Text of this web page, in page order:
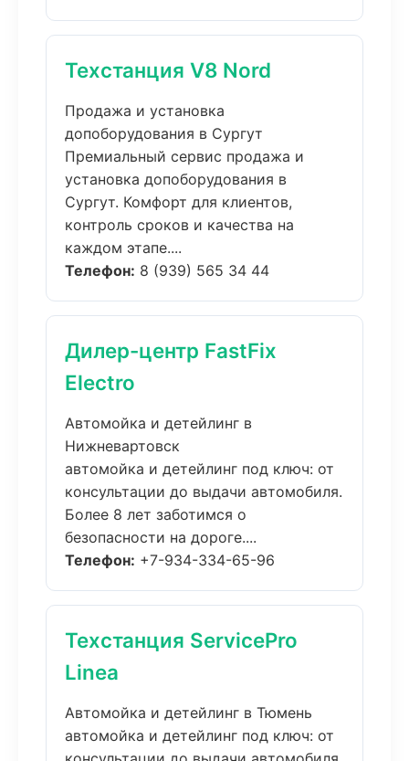
Техстанция V8 Nord
Продажа и установка
допоборудования в Сургут
Премиальный сервис продажа и
установка допоборудования в
Сургут. Комфорт для клиентов,
контроль сроков и качества на
каждом этапе....
Телефон: 8 (939) 565 34 44
Дилер-центр FastFix
Electro
Автомойка и детейлинг в
Нижневартовск
автомойка и детейлинг под ключ: от
консультации до выдачи автомобиля.
Более 8 лет заботимся о
безопасности на дороге....
Телефон: +7-934-334-65-96
Техстанция ServicePro
Linea
Автомойка и детейлинг в Тюмень
автомойка и детейлинг под ключ: от